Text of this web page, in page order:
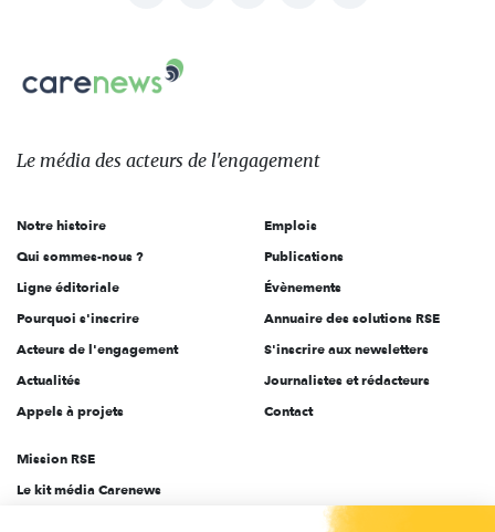
sur:
Carenews,
Le
des
l'engagement
Le média des acteurs de l'engagement
Notre histoire
Qui sommes-nous ?
Ligne éditoriale
Pourquoi s'inscrire
Acteurs de l'engagement
Actualités
Appels à projets
Emplois
Publications
Évènements
Annuaire des solutions RSE
S'inscrire aux newsletters
Journalistes et rédacteurs
Contact
Mission RSE
Le kit média Carenews